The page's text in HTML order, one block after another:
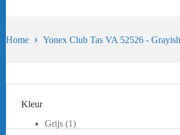
Home Yonex Club Tas VA 52526 -
Kleur
Grijs (1)